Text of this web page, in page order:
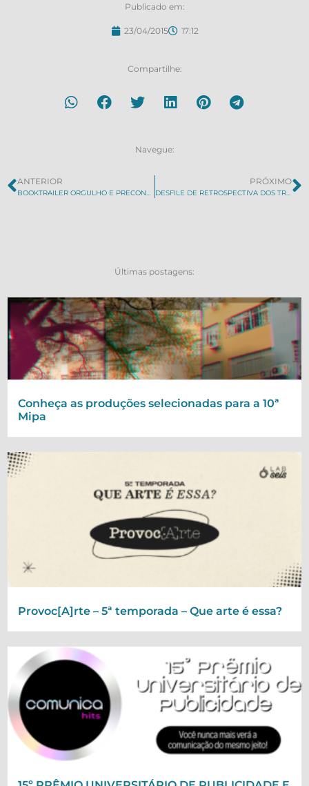
Publicado em:
23/04/2015 17:12
Compartilhe:
Navegue:
ANTERIOR
BOOKTRAILER ORGULHO E PRECONCEITO (2014)
PRÓXIMO
DESFILE DE RETROSPECTIVA DOS TRABALHOS DO CURSO DE DESIGN
Últimas postagens:
Conheça as produções selecionadas para a 10ª
Mipa
Provoc[A]rte – 5ª temporada – Que arte é essa?